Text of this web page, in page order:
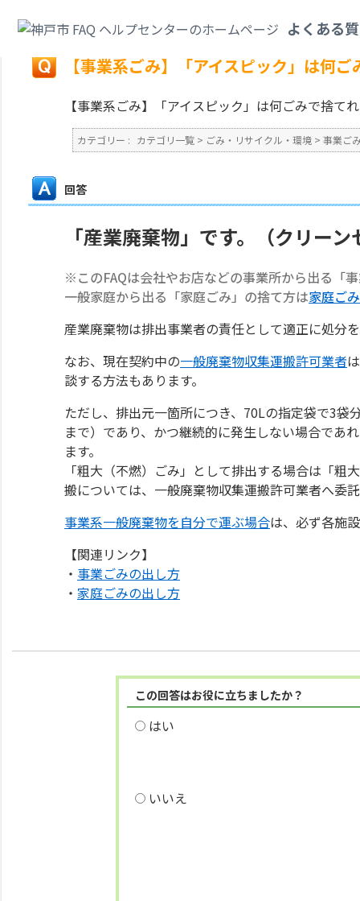
よくある
戻る
【事業系ごみ】「アイスピック」は何
【事業系ごみ】「アイスピック」は何ごみで捨て
カテゴリー : カテゴリ一覧 > ごみ・リサイクル・環境 > 事業ご
回答
「産業廃棄物」です。（クリー
※このFAQは会社やお店などの事業所から出る「
一般家庭から出る「家庭ごみ」の捨て方は家庭ご
産業廃棄物は排出事業者の責任として適正に処分
なお、現在契約中の一般廃棄物収集運搬許可業者
談する方法もあります。
ただし、排出元一箇所につき、70Lの指定袋で3
まで）であり、かつ継続的に発生しない場合であ
ます。
「粗大（不燃）ごみ」として排出する場合は「
搬については、一般廃棄物収集運搬許可業者へ委
事業系一般廃棄物を自分で運ぶ場合は、必ず各施
【関連リンク】
・ 事業ごみの出し方
・ 家庭ごみの出し方
この回答はお役に立ちましたか？
はい
いいえ